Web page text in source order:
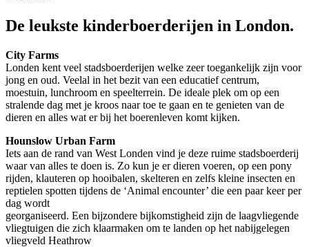
De leukste kinderboerderijen in London.
City Farms
Londen kent veel stadsboerderijen welke zeer toegankelijk zijn voor
jong en oud. Veelal in het bezit van een educatief centrum,
moestuin, lunchroom en speelterrein. De ideale plek om op een
stralende dag met je kroos naar toe te gaan en te genieten van de
dieren en alles wat er bij het boerenleven komt kijken.
Hounslow Urban Farm
Iets aan de rand van West Londen vind je deze ruime stadsboerderij
waar van alles te doen is. Zo kun je er dieren voeren, op een pony
rijden, klauteren op hooibalen, skelteren en zelfs kleine insecten en
reptielen spotten tijdens de ‘Animal encounter’ die een paar keer per
dag wordt
georganiseerd. Een bijzondere bijkomstigheid zijn de laagvliegende
vliegtuigen die zich klaarmaken om te landen op het nabijgelegen
vliegveld Heathrow